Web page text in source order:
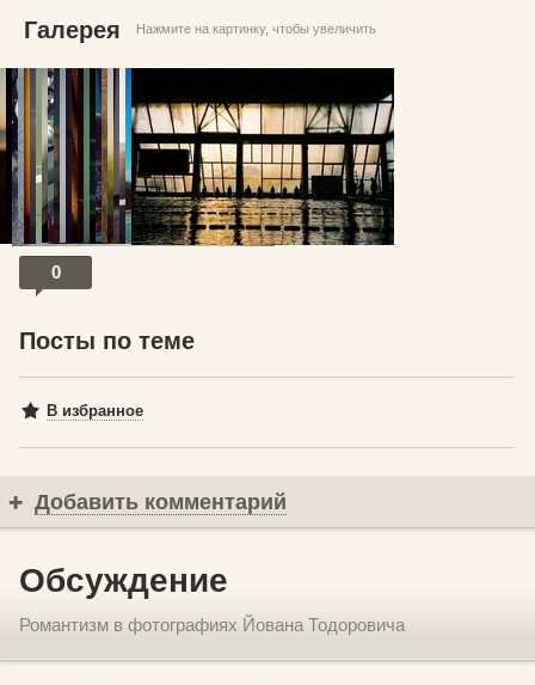
Галерея Нажмите на картинку, чтобы увеличить
© Йован Тодорович
0
Посты по теме
В избранное
Добавить комментарий
Обсуждение
Романтизм в фотографиях Йована Тодоровича